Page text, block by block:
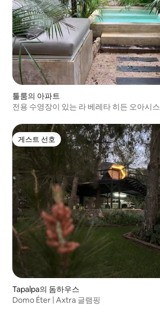
툴룸의 아파트
전용 수영장이 있는 라 베레타 히든 오아시스
게스트 선호
게스트 선호
Tapalpa의 돔하우스
Domo Éter | Axtra 글램핑